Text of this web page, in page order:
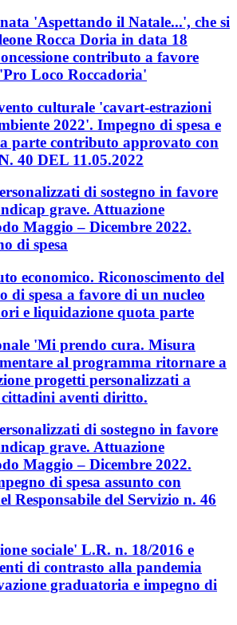
'Aspettando il Natale...', che si
Rocca Doria in data 18
contributo a favore
Loco Roccadoria'
culturale 'cavart-estrazioni
2022'. Impegno di spesa e
parte contributo approvato con
40 DEL 11.05.2022
di sostegno in favore
grave. Attuazione
Maggio – Dicembre 2022.
di spesa
economico. Riconoscimento del
di spesa a favore di un nucleo
e liquidazione quota parte
'Mi prendo cura. Misura
al programma ritornare a
progetti personalizzati a
aventi diritto.
di sostegno in favore
grave. Attuazione
Maggio – Dicembre 2022.
di spesa assunto con
Responsabile del Servizio n. 46
sociale' L.R. n. 18/2016 e
di contrasto alla pandemia
graduatoria e impegno di